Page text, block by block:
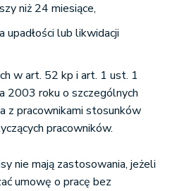
niż 24 miesiące,
upadłości lub likwidacji
w art. 52 kp i art. 1 ust. 1
2003 roku o szczególnych
z pracownikami stosunków
pracowników.
nie mają zastosowania, jeżeli
umowę o pracę bez